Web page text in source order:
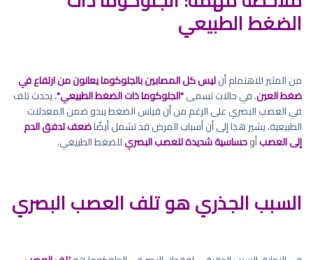
الضغط الطبيعي
من المثير للاهتمام أنليس كل المصابين بالجلوكوما يعانون من ارتفاع في
ضغط العين. في حالات تسمى"الجلوكوما ذات الضغط الطبيعي"، يحدث تلف
في العصب البصري على الرغم من أن قياس الضغط يبدو ضمن المعدلات
الطبيعية. يشير هذا إلى أن أسباب المرض قد تشمل أيضًاضعف تدفق الدم
إلى العصبأوحساسية شديدة للعصب البصريللضغط الطبيعي.
السبب الجذري هو تلف العصب البصري